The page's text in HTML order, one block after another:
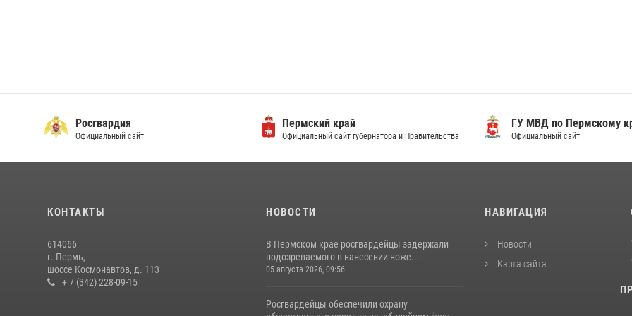
Росгвардия
Официальный сайт
Пермский край
Официальный сайт губернатора и Правительства
ГУ МВД по Пермскому
Официальный сайт
КОНТАКТЫ
614066
г. Пермь,
шоссе Космонавтов, д. 113
+ 7 (342) 228-09-15
НОВОСТИ
В Пермском крае росгвардейцы задержали
подозреваемого в нанесении ноже...
05 августа 2026, 09:56
Росгвардейцы обеспечили охрану
НАВИГАЦИЯ
Новости
Карта сайта